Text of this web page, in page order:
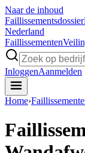
Naar de inhoud
Faillissementsdossier
Nederland
Faillissementen
InloggenAanmelden
Home›